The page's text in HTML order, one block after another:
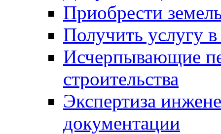
Приобрести
Получить услугу в
Исчерпывающие
строительства
Экспертиза
документации